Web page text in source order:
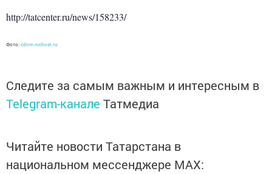
http://tatcenter.ru/news/158233/
Фото: cdnm.nichost.ru
Следите за самым важным и интересным в
Telegram-канале Татмедиа
Читайте новости Татарстана в
национальном мессенджере MАХ: